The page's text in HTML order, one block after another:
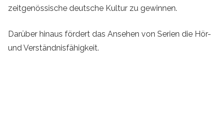
zeitgenössische deutsche Kultur zu gewinnen.
Darüber hinaus fördert das Ansehen von Serien die Hör-
und Verständnisfähigkeit.